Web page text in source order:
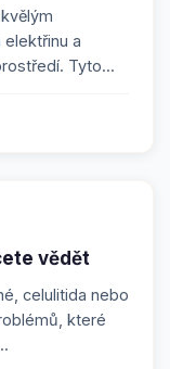
a
Tyto...
vědět
celulitida nebo
které